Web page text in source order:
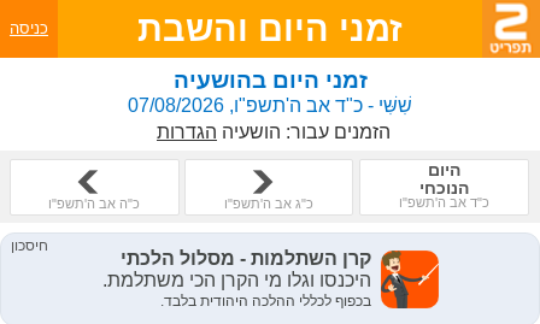
זמני היום והשבת כניסה
זמני היום בהושעיה
שִׁשִּׁי - כ"ד אב ה'תשפ"ו, 07/08/2026
הזמנים עבור: הושעיה הגדרות
היום
הנוכחי
כ"ד אב ה'תשפ"ו כ"ג אב ה'תשפ"ו כ"ה אב ה'תשפ"ו